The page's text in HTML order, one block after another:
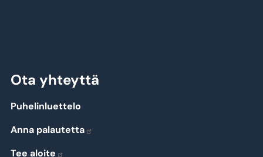
Ota yhteyttä
Puhelinluettelo
Anna palautetta
Tee aloite